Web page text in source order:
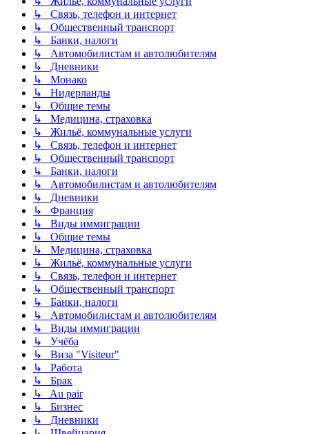
↳ Связь, телефон и интернет
↳ Общественный транспорт
↳ Банки, налоги
↳ Автомобилистам и автолюбителям
↳ Дневники
↳ Монако
↳ Нидерланды
↳ Общие темы
↳ Медицина, страховка
↳ Жильё, коммунальные услуги
↳ Связь, телефон и интернет
↳ Общественный транспорт
↳ Банки, налоги
↳ Автомобилистам и автолюбителям
↳ Дневники
↳ Франция
↳ Виды иммиграции
↳ Общие темы
↳ Медицина, страховка
↳ Жильё, коммунальные услуги
↳ Связь, телефон и интернет
↳ Общественный транспорт
↳ Банки, налоги
↳ Автомобилистам и автолюбителям
↳ Виды иммиграции
↳ Учёба
↳ Виза "Visiteur"
↳ Работа
↳ Брак
↳ Au pair
↳ Бизнес
↳ Дневники